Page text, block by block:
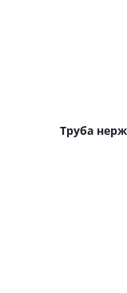
Труба